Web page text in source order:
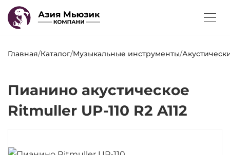
Главная/Каталог/Музыкальные инструменты/
Пианино акустическое
Ritmuller UP-110 R2 A112